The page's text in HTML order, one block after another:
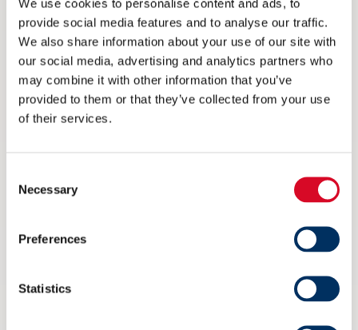
We use cookies to personalise content and ads, to
provide social media features and to analyse our traffic.
We also share information about your use of our site with
our social media, advertising and analytics partners who
may combine it with other information that you’ve
provided to them or that they’ve collected from your use
of their services.
Selection
Necessary
Preferences
Statistics
Ikke på Arendalsuka? Her kan du
streame arrangementet til NME
6 AUGUST 2026